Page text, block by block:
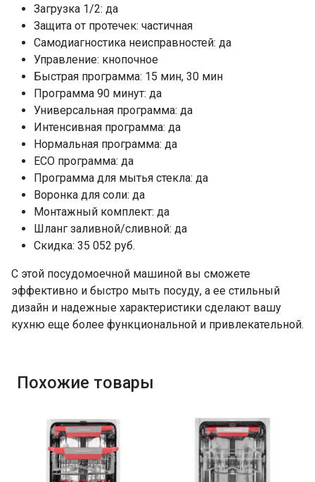
Загрузка 1/2: да
Защита от протечек: частичная
Самодиагностика неисправностей: да
Управление: кнопочное
Быстрая программа: 15 мин, 30 мин
Программа 90 минут: да
Универсальная программа: да
Интенсивная программа: да
Нормальная программа: да
ECO программа: да
Программа для мытья стекла: да
Воронка для соли: да
Монтажный комплект: да
Шланг заливной/сливной: да
Скидка: 35 052 руб.
С этой посудомоечной машиной вы сможете
эффективно и быстро мыть посуду, а ее стильный
дизайн и надежные характеристики сделают вашу
кухню еще более функциональной и привлекательной.
Похожие товары